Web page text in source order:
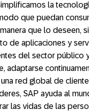
la
que puedan
que lo deseen,
de aplicaciones y
del sector público
adaptarse
red global de
SAP ayuda al
las vidas de las